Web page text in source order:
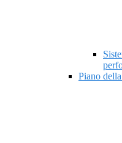
Piano